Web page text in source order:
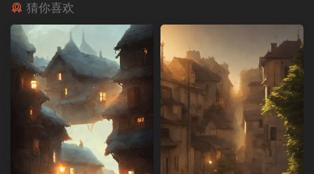
猜你喜欢